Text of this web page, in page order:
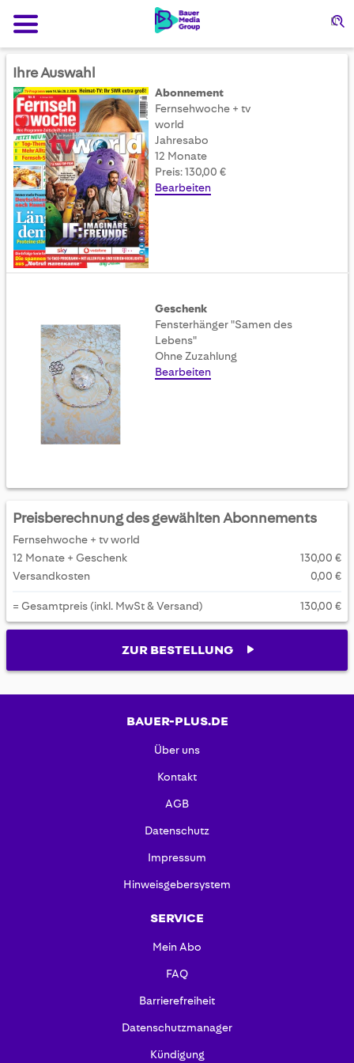
Ihre Auswahl
Abonnement
Fernsehwoche + tv
world
Jahresabo
12 Monate
Preis: 130,00 €
Bearbeiten
Geschenk
Fensterhänger "Samen des
Lebens"
Ohne Zuzahlung
Bearbeiten
Preisberechnung des gewählten Abonnements
Fernsehwoche + tv world
12 Monate + Geschenk
130,00 €
Versandkosten
0,00 €
= Gesamtpreis (inkl. MwSt & Versand) 130,00 €
ZUR BESTELLUNG
BAUER-PLUS.DE
Über uns
Kontakt
AGB
Datenschutz
Impressum
Hinweisgebersystem
SERVICE
Mein Abo
FAQ
Barrierefreiheit
Datenschutzmanager
Kündigung